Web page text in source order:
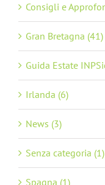
Consigli e
Gran Bretagna (41)
Guida Estate
Irlanda (6)
News (3)
Senza categoria (1)
Spagna (1)